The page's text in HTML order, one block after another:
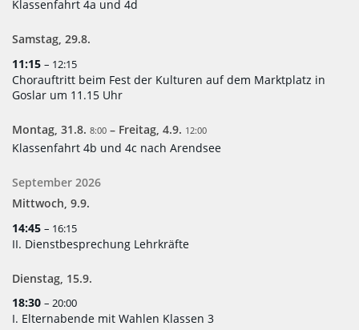
Klassenfahrt 4a und 4d
Samstag, 29.8.
11:15 – 12:15
Chorauftritt beim Fest der Kulturen auf dem Marktplatz in
Goslar um 11.15 Uhr
Montag, 31.8. 8:00 – Freitag, 4.9. 12:00
Klassenfahrt 4b und 4c nach Arendsee
September 2026
Mittwoch, 9.9.
14:45 – 16:15
II. Dienstbesprechung Lehrkräfte
Dienstag, 15.9.
18:30 – 20:00
I. Elternabende mit Wahlen Klassen 3